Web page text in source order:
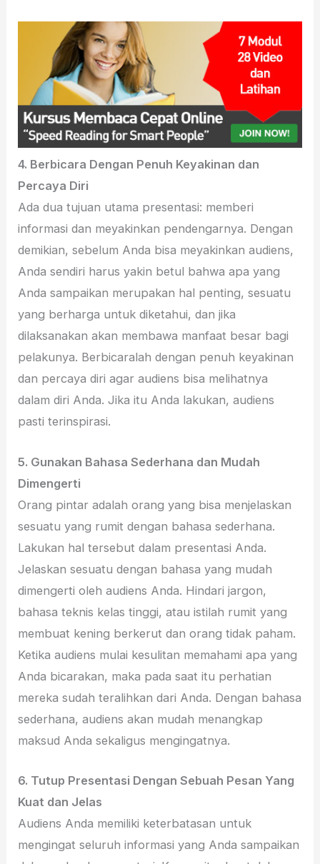
4. Berbicara Dengan Penuh Keyakinan dan
Percaya Diri
Ada dua tujuan utama presentasi: memberi
informasi dan meyakinkan pendengarnya. Dengan
demikian, sebelum Anda bisa meyakinkan audiens,
Anda sendiri harus yakin betul bahwa apa yang
Anda sampaikan merupakan hal penting, sesuatu
yang berharga untuk diketahui, dan jika
dilaksanakan akan membawa manfaat besar bagi
pelakunya. Berbicaralah dengan penuh keyakinan
dan percaya diri agar audiens bisa melihatnya
dalam diri Anda. Jika itu Anda lakukan, audiens
pasti terinspirasi.
5. Gunakan Bahasa Sederhana dan Mudah
Dimengerti
Orang pintar adalah orang yang bisa menjelaskan
sesuatu yang rumit dengan bahasa sederhana.
Lakukan hal tersebut dalam presentasi Anda.
Jelaskan sesuatu dengan bahasa yang mudah
dimengerti oleh audiens Anda. Hindari jargon,
bahasa teknis kelas tinggi, atau istilah rumit yang
membuat kening berkerut dan orang tidak paham.
Ketika audiens mulai kesulitan memahami apa yang
Anda bicarakan, maka pada saat itu perhatian
mereka sudah teralihkan dari Anda. Dengan bahasa
sederhana, audiens akan mudah menangkap
maksud Anda sekaligus mengingatnya.
6. Tutup Presentasi Dengan Sebuah Pesan Yang
Kuat dan Jelas
Audiens Anda memiliki keterbatasan untuk
mengingat seluruh informasi yang Anda sampaikan